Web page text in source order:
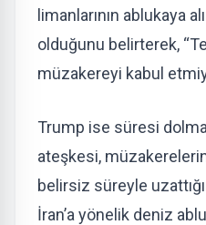
limanlarının ablukaya
olduğunu belirterek,
müzakereyi kabul
Trump ise süresi
ateşkesi,
belirsiz süreyle
İran’a yönelik deniz